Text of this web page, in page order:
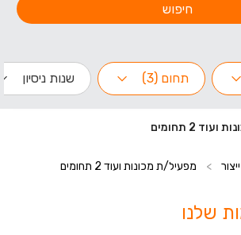
חיפוש
תחום (3) שנות ניסיון
2 תחומים
> מפעיל/ת מכונות ועוד 2 תחומים
שלנו